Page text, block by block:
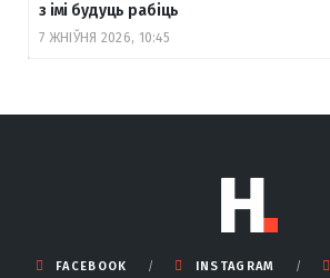
з імі будуць рабіць
7 ЖНІЎНЯ 2026, 10:45
FACEBOOK INSTAGRAM